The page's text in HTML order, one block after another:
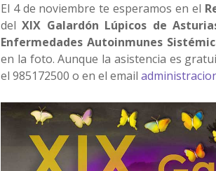
El 4 de noviembre te esperamos en el
delXIX Galardón Lúpicos de
Enfermedades Autoinmunes
en la foto. Aunque la asistencia es
el 985172500 o en el email